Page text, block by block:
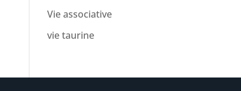
Vie associative
vie taurine